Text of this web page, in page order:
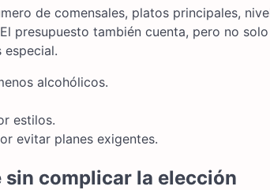
de comensales, platos principales,
presupuesto también cuenta, pero no solo
especial.
alcohólicos.
estilos.
evitar planes exigentes.
complicar la elección